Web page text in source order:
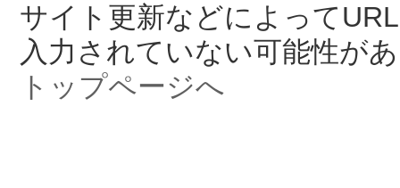
サイト更新などによって
入力されていない可能性が
トップページへ